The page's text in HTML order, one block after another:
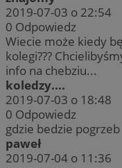
2019-07-03 o 22:54
0 Odpowiedz
Wiecie może kiedy
kolegi???
info na chebziu...
koledzy....
2019-07-03 o 18:48
0 Odpowiedz
gdzie bedzie
paweł
2019-07-04 o 11:36